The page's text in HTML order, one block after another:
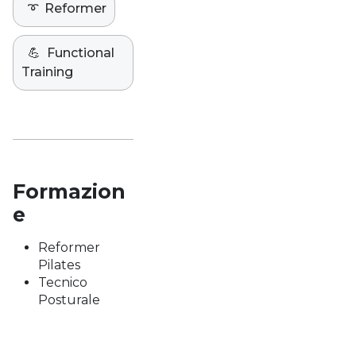
➰ Reformer
💪
Functional
Training
Formazion
e
Reformer
Pilates
Tecnico
Posturale